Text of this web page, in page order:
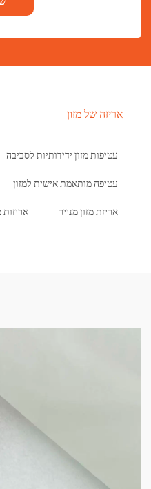
אריזה של מזון
עטיפות מזון ידידותיות לסביבה
עטיפה מותאמת אישית למזון
אריזת מזון מנייר אריזות